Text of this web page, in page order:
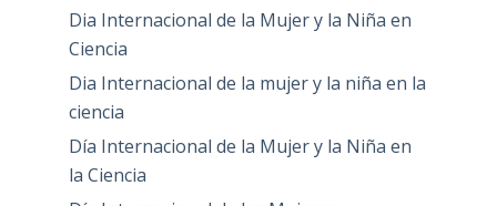
Dia Internacional de la Mujer y la Niña en
Ciencia
Dia Internacional de la mujer y la niña en la
ciencia
Día Internacional de la Mujer y la Niña en
la Ciencia